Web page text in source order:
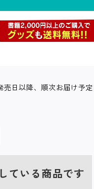
売日以降、順次お届け予定
ている商品です